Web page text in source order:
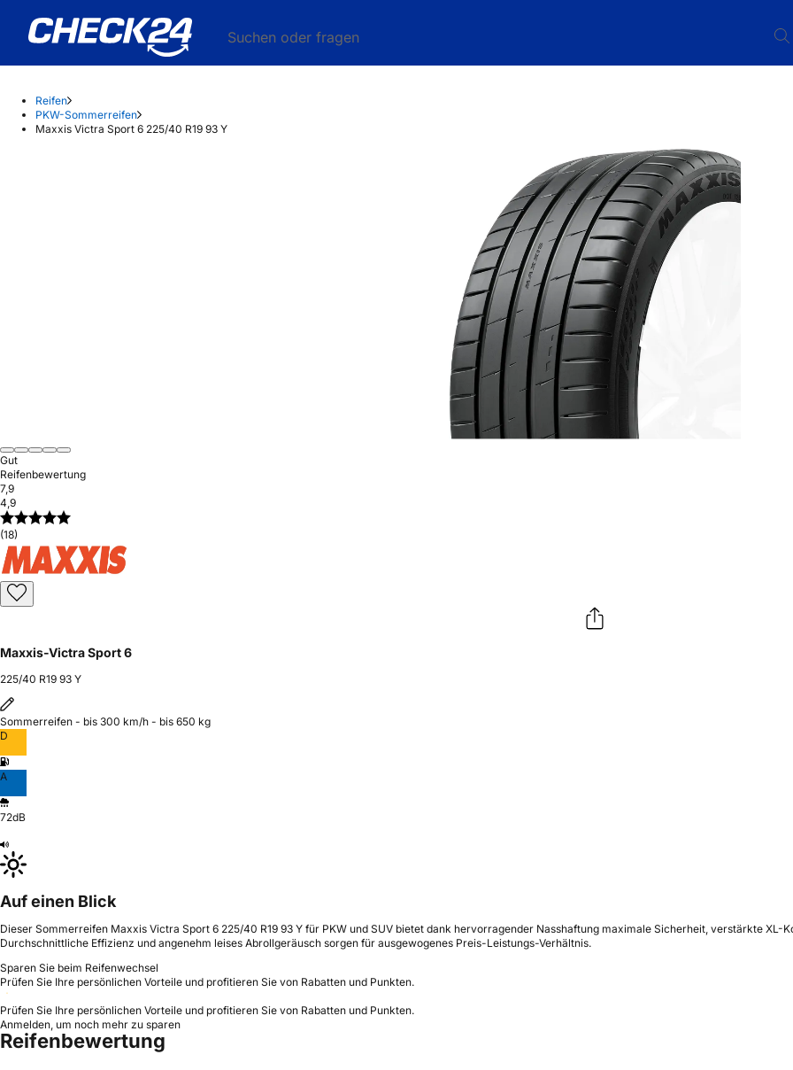
Suchen oder fragen
Reifen
PKW-Sommerreifen
Maxxis Victra Sport 6 225/40 R19 93 Y
Gut
Reifenbewertung
7,9
4,9
(18)
Maxxis-Victra Sport 6
225/40 R19 93 Y
Sommerreifen - bis 300 km/h - bis 650 kg
D
A
72dB
Auf einen Blick
Dieser Sommerreifen Maxxis Victra Sport 6 225/40 R19 93 Y für PKW und SUV bietet dank hervorragender Nasshaftung maximale Sicherheit, verstärkte
Durchschnittliche Effizienz und angenehm leises Abrollgeräusch sorgen für ausgewogenes Preis-Leistungs-Verhältnis.
Sparen Sie beim Reifenwechsel
Prüfen Sie Ihre persönlichen Vorteile und profitieren Sie von Rabatten und Punkten.
Prüfen Sie Ihre persönlichen Vorteile und profitieren Sie von Rabatten und Punkten.
Anmelden, um noch mehr zu sparen
Reifenbewertung